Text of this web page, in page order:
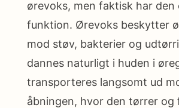
ørevoks, men faktisk har den
funktion. Ørevoks beskytter
mod støv, bakterier og
dannes naturligt i huden i
transporteres langsomt ud
åbningen, hvor den tørrer og